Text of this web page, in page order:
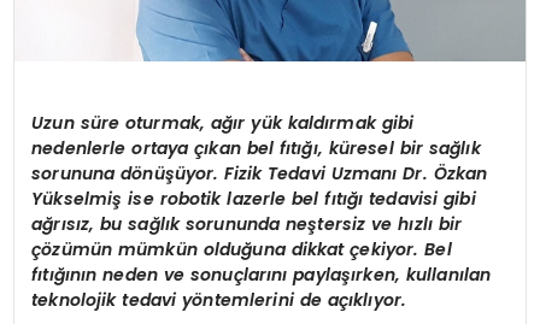
Uzun süre oturmak, ağır yük kaldırmak gibi
nedenlerle ortaya çıkan bel fıtığı, küresel bir sağlık
sorununa dönüşüyor. Fizik Tedavi Uzmanı Dr. Özkan
Yükselmiş ise robotik lazerle bel fıtığı tedavisi gibi
ağrısız, bu sağlık sorununda neştersiz ve hızlı bir
çözümün mümkün olduğuna dikkat çekiyor. Bel
fıtığının neden ve sonuçlarını paylaşırken, kullanılan
teknolojik tedavi yöntemlerini de açıklıyor.